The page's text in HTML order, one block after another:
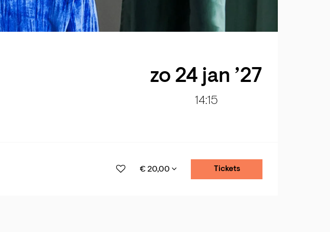
zo 24 jan ’27
14:15
€ 20,00 Tickets